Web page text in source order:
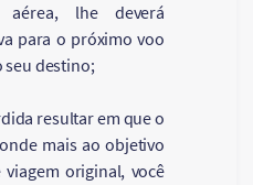
aérea, lhe deverá
para o próximo voo
seu destino;
resultar em que o
mais ao objetivo
original, você